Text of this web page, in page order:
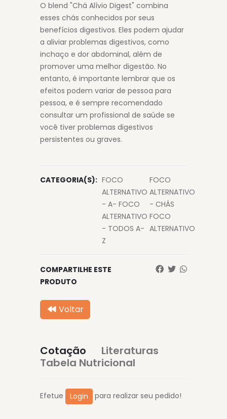
O blend "Chá Alívio Digest" combina
esses chás conhecidos por seus
benefícios digestivos. Eles podem ajudar
a aliviar problemas digestivos, como
inchaço e dor abdominal, além de
promover uma melhor digestão. No
entanto, é importante lembrar que os
efeitos podem variar de pessoa para
pessoa, e é sempre recomendado
consultar um profissional de saúde se
você tiver problemas digestivos
persistentes ou graves.
CATEGORIA(S): FOCO
ALTERNATIVO
- A- FOCO
ALTERNATIVO
- TODOS A-
Z
FOCO
ALTERNATIVO
- CHÁS
FOCO
ALTERNATIVO
COMPARTILHE ESTE
PRODUTO
Voltar
Cotação
Literaturas
Tabela Nutricional
Efetue Login para realizar seu pedido!